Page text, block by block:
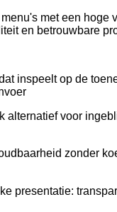
met een hoge
en betrouwbare
inspeelt op de
alternatief voor
zonder
presentatie: